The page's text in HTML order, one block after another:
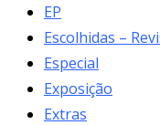
EP
Escolhidas –
Especial
Exposição
Extras